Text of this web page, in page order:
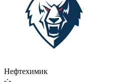
Нефтехимик